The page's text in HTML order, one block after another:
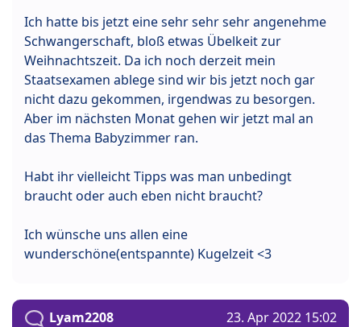
Ich hatte bis jetzt eine sehr sehr sehr angenehme
Schwangerschaft, bloß etwas Übelkeit zur
Weihnachtszeit. Da ich noch derzeit mein
Staatsexamen ablege sind wir bis jetzt noch gar
nicht dazu gekommen, irgendwas zu besorgen.
Aber im nächsten Monat gehen wir jetzt mal an
das Thema Babyzimmer ran.
Habt ihr vielleicht Tipps was man unbedingt
braucht oder auch eben nicht braucht?
Ich wünsche uns allen eine
wunderschöne(entspannte) Kugelzeit <3
Lyam2208 23. Apr 2022 15:02